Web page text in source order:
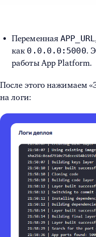
ПеременнаяAPP_URL
как 0.0.0.0:5000.
работы App Platform.
После этого нажимаем
на логи: